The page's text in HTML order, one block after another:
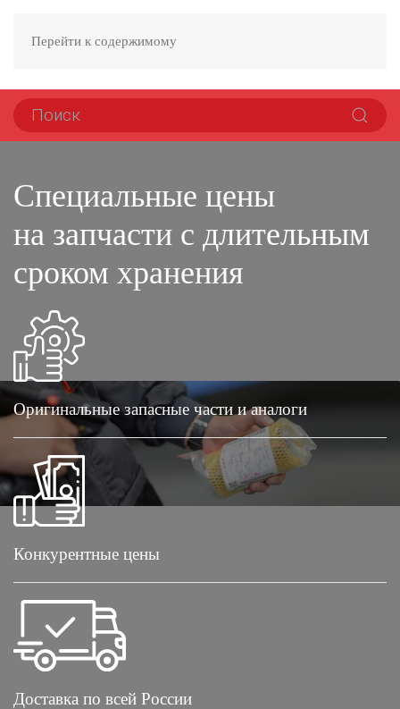
Перейти к содержимому
Специальные цены
на запчасти с длительным
сроком хранения
Оригинальные запасные части и аналоги
Конкурентные цены
Доставка по всей России